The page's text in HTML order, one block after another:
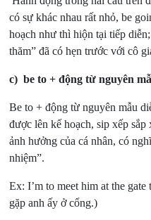
có sự khác nhau rất nhỏ, be
hoạch như thì hiộn tại tiếp
thăm” đã có hẹn trước với cô
c)be to + động từ nguyên
Be to + động từ nguyên mẫu
được lên kế hoạch, sip xếp
ảnh hưởng của cá nhân, có
nhiệm”.
Ex: I’m to meet him at the
gặp anh ấy ở cổng.)